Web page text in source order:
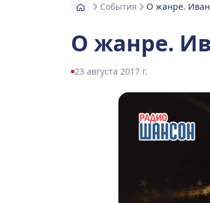
События О жанре.
О жанре.
23 августа 2017 г.